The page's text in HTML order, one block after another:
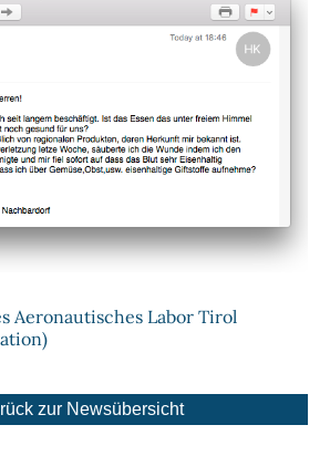
Aeronautisches Labor Tirol
zur Newsübersicht